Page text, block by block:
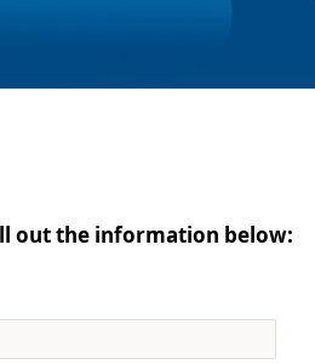
out the information below: